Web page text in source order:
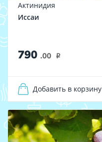
Актинидия
Иссаи
790 .00 i
Добавить в корзину